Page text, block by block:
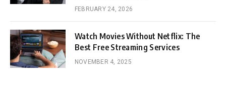
FEBRUARY 24, 2026
Watch Movies Without Netflix: The
Best Free Streaming Services
NOVEMBER 4, 2025